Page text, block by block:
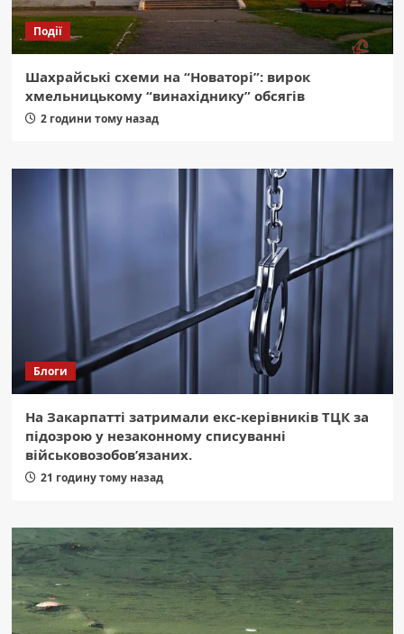
Події
Шахрайські схеми на “Новаторі”: вирок
хмельницькому “винахіднику” обсягів
2 години тому назад
Блоги
На Закарпатті затримали екс-керівників ТЦК за
підозрою у незаконному списуванні
військовозобов’язаних.
21 годину тому назад